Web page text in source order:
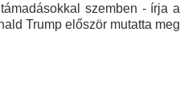
szemben - írja a
Trump először mutatta meg